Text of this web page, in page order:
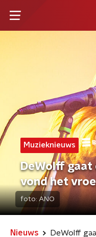
Muzieknieuws
DeWolff gaat
vond het
foto: ANO
Nieuws